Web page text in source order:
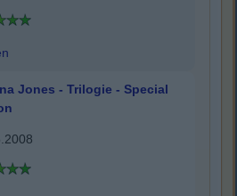
Jones - Trilogie - Special